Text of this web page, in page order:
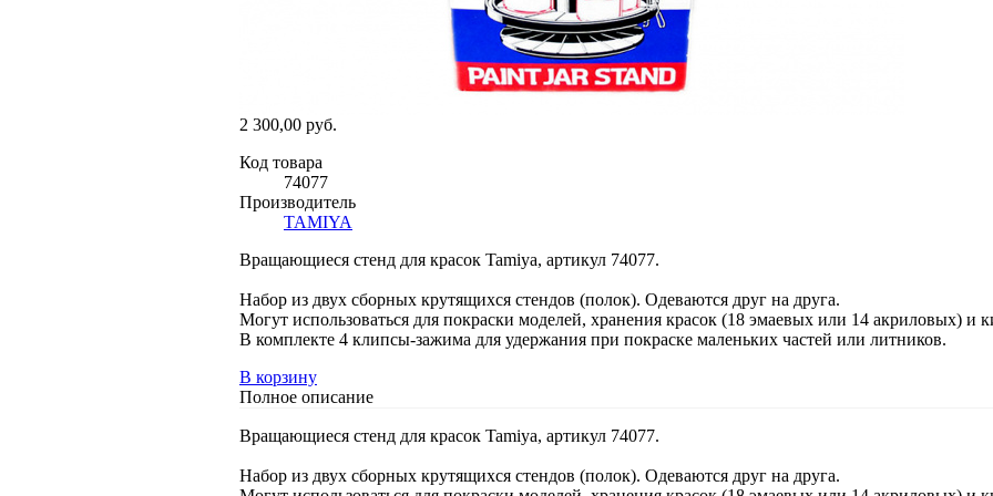
2 300,00 руб.
Код товара
74077
Производитель
TAMIYA
Вращающиеся стенд для красок Tamiya, артикул 74077.
Набор из двух сборных крутящихся стендов (полок). Одеваются друг на друга.
Могут использоваться для покраски моделей, хранения красок (18 эмаевых или 14 акриловых) и
В комплекте 4 клипсы-зажима для удержания при покраске маленьких частей или литников.
В корзину
Полное описание
Вращающиеся стенд для красок Tamiya, артикул 74077.
Набор из двух сборных крутящихся стендов (полок). Одеваются друг на друга.